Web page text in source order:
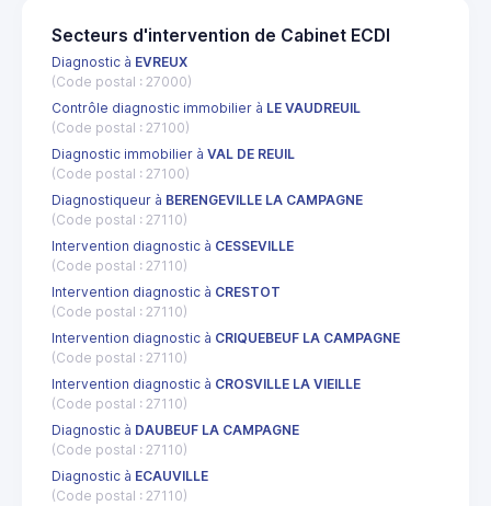
Secteurs d'intervention de Cabinet ECDI
Diagnostic à EVREUX
(Code postal : 27000)
Contrôle diagnostic immobilier à LE VAUDREUIL
(Code postal : 27100)
Diagnostic immobilier à VAL DE REUIL
(Code postal : 27100)
Diagnostiqueur à BERENGEVILLE LA CAMPAGNE
(Code postal : 27110)
Intervention diagnostic à CESSEVILLE
(Code postal : 27110)
Intervention diagnostic à CRESTOT
(Code postal : 27110)
Intervention diagnostic à CRIQUEBEUF LA CAMPAGNE
(Code postal : 27110)
Intervention diagnostic à CROSVILLE LA VIEILLE
(Code postal : 27110)
Diagnostic à DAUBEUF LA CAMPAGNE
(Code postal : 27110)
Diagnostic à ECAUVILLE
(Code postal : 27110)